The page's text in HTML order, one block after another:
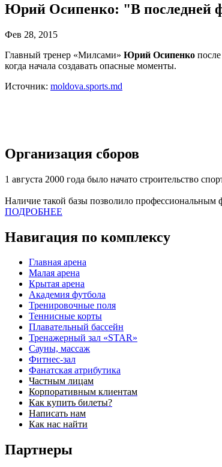
Юрий Осипенко: "В последней
Фев 28, 2015
Главный тренер «Милсами» Юрий Осипенко
когда начала создавать опасные моменты.
Источник: moldova.sports.md
Организация сборов
1 августа 2000 года было начато строительство
Наличие такой базы позволило
ПОДРОБНЕЕ
Навигация по комплексу
Главная арена
Малая арена
Крытая арена
Академия футбола
Тренировочные поля
Теннисные корты
Плавательный бассейн
Тренажерный зал «STAR»
Сауны, массаж
Фитнес-зал
Фанатская атрибутика
Частным лицам
Корпоративным клиентам
Как купить билеты?
Написать нам
Как нас найти
Партнеры